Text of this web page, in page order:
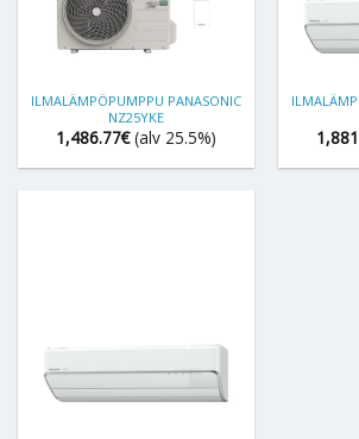
ILMALÄMPÖPUMPPU PANASONIC
NZ25YKE
1,486.77€ (alv 25.5%)